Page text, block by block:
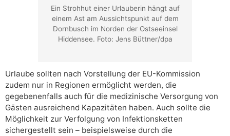
Ein Strohhut einer Urlauberin hängt auf
einem Ast am Aussichtspunkt auf dem
Dornbusch im Norden der Ostseeinsel
Hiddensee. Foto: Jens Büttner/dpa
Urlaube sollten nach Vorstellung der EU-Kommission
zudem nur in Regionen ermöglicht werden, die
gegebenenfalls auch für die medizinische Versorgung von
Gästen ausreichend Kapazitäten haben. Auch sollte die
Möglichkeit zur Verfolgung von Infektionsketten
sichergestellt sein – beispielsweise durch die